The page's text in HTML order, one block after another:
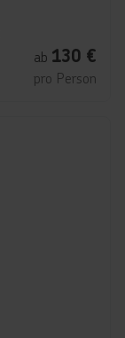
ab 130 €
pro Person